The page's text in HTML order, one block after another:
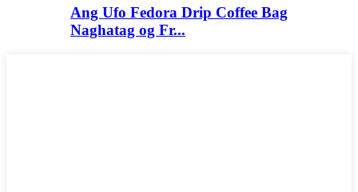
Ang Ufo Fedora Drip Coffee Bag
Naghatag og Fr...